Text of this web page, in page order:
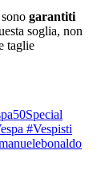
garantiti
soglia, non
taglie
#Vespisti